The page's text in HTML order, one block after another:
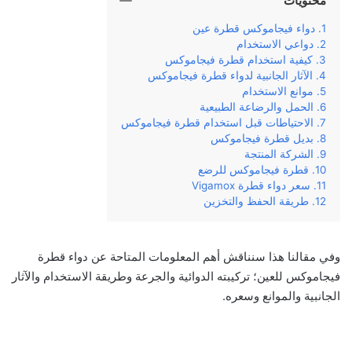
دواء فيجاموكس قطرة عين
دواعي الاستخدام
كيفية استخدام قطرة فيجاموكس
الآثار الجانبية لدواء قطرة فيجاموكس
موانع الاستخدام
الحمل والرضاعة الطبيعية
الاحتياطات قبل استخدام قطرة فيجاموكس
بديل قطرة فيجاموكس
الشركة المنتجة
قطرة فيجاموكس للرضع
سعر دواء قطرة Vigamox
طريقة الحفظ والتخزين
وفي‌ ‌مقالنا‌ ‌هذا‌ ‌سنناقش‌ ‌أهم‌ ‌المعلومات‌ ‌المتاحة‌ ‌عن‌ ‌دواء‌ قطرة
فيجاموكس للعين؛ تركيبته‌ ‌الدوائية‌ ‌والجرعة‌ ‌وطريقة‌ ‌الاستخدام‌ ‌والآثار
الجانبية ‌والموانع ‌وسعره‌.‌ ‌